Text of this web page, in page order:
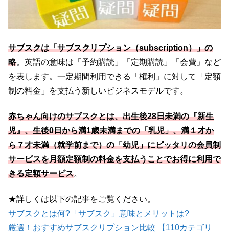
サブスクは「サブスクリプション（subscription）」の
略。英語の意味は「予約購読」「定期購読」「会費」など
を表します。一定期間利用できる「権利」に対して「定額
制の料金」を支払う新しいビジネスモデルです。
赤ちゃん向けのサブスクとは、出生後28日未満の『新生
児』、生後0日から満1歳未満までの「乳児」、満１才か
ら７才未満（就学前まで）の「幼児」にピッタリの会員制
サービスを月額定額制の料金を支払うことでお得に利用で
きる定額サービス。
★詳しくは以下の記事をご覧ください。
サブスクとは何?「サブスク」意味とメリットは?
厳選！おすすめサブスクリプション比較 【110カテゴリ